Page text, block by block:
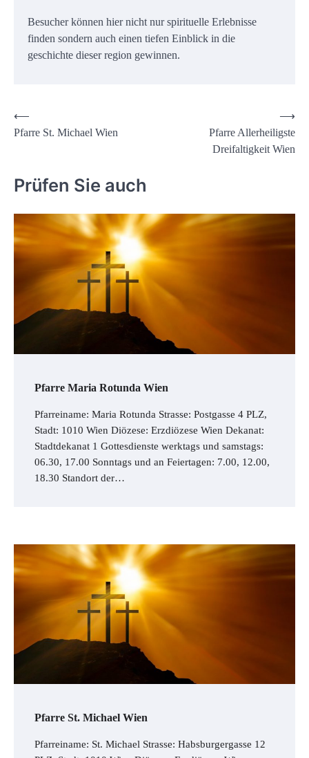
Besucher können hier nicht nur spirituelle Erlebnisse
finden sondern auch einen tiefen Einblick in die
geschichte dieser region gewinnen.
Beitrags-
Navigation
⟵
Pfarre St. Michael Wien
Pfarre Allerheiligste
Dreifaltigkeit Wien
⟶
Prüfen Sie auch
Pfarre Maria Rotunda Wien
Pfarreiname: Maria Rotunda Strasse: Postgasse 4 PLZ,
Stadt: 1010 Wien Diözese: Erzdiözese Wien Dekanat:
Stadtdekanat 1 Gottesdienste werktags und samstags:
06.30, 17.00 Sonntags und an Feiertagen: 7.00, 12.00,
18.30 Standort der…
Pfarre St. Michael Wien
Pfarreiname: St. Michael Strasse: Habsburgergasse 12